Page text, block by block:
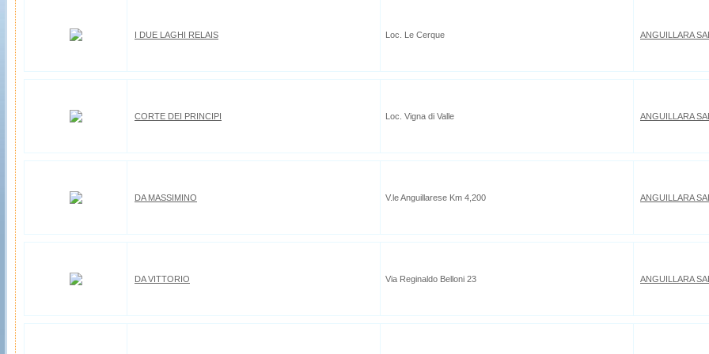
I DUE LAGHI RELAIS Loc. Le Cerque ANGUILLARA
CORTE DEI PRINCIPI Loc. Vigna di Valle ANGUILLARA
DA MASSIMINO V.le Anguillarese Km 4,200 ANGUILLARA
DA VITTORIO Via Reginaldo Belloni 23 ANGUILLARA